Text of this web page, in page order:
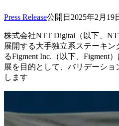
Press Release公開日 2025年2月19
株式会社NTT Digital（以下、
展開する大手独立系ステーキ
るFigment Inc.（以下、Figment
展を目的として、バリデーシ
します